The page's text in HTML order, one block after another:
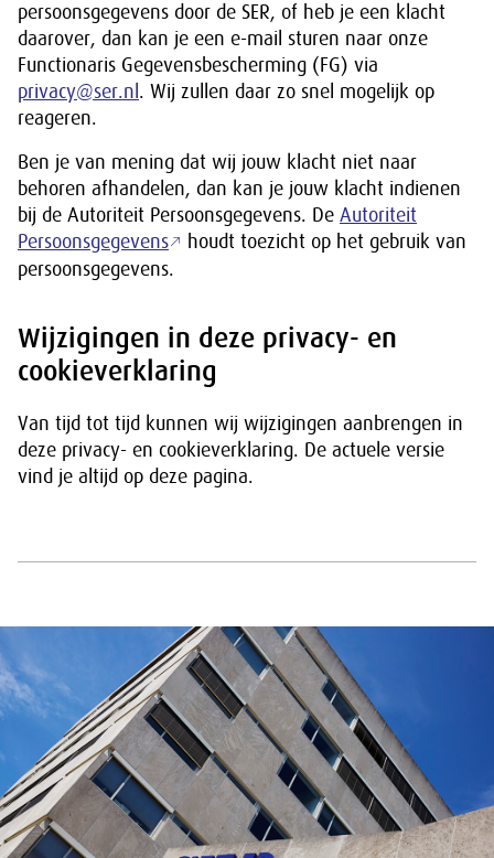
persoonsgegevens door de SER, of heb je een klacht
daarover, dan kan je een e-mail sturen naar onze
Functionaris Gegevensbescherming (FG) via
privacy@ser.nl . Wij zullen daar zo snel mogelijk op
reageren.
Ben je van mening dat wij jouw klacht niet naar
behoren afhandelen, dan kan je jouw klacht indienen
bij de Autoriteit Persoonsgegevens. De Autoriteit
Persoonsgegevens
houdt toezicht op het gebruik van
persoonsgegevens.
Wijzigingen in deze privacy- en
cookieverklaring
Van tijd tot tijd kunnen wij wijzigingen aanbrengen in
deze privacy- en cookieverklaring. De actuele versie
vind je altijd op deze pagina.